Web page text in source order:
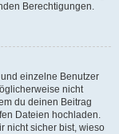
Berechtigungen.
einzelne Benutzer
nicht
du deinen Beitrag
Dateien hochladen.
nicht sicher bist, wieso